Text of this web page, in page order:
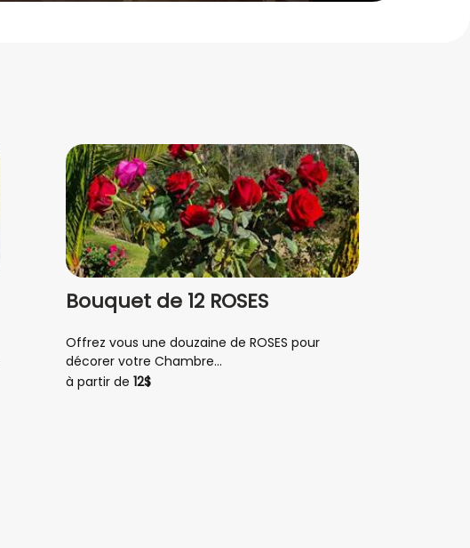
Bouquet de 12 ROSES
Offrez vous une douzaine de ROSES pour
décorer votre Chambre...
à partir de 12$